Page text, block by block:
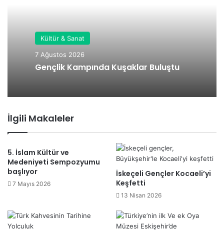
Kültür & Sanat
7 Ağustos 2026
Gençlik Kampında Kuşaklar Buluştu
İlgili Makaleler
5. İslam Kültür ve
Medeniyeti Sempozyumu
başlıyor
7 Mayıs 2026
İskeçeli Gençler Kocaeli’yi
Keşfetti
13 Nisan 2026